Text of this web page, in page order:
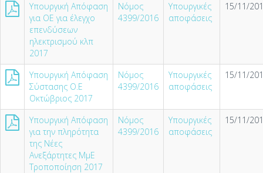
Υπουργική Απόφαση
για ΟΕ για έλεγχο
επενδύσεων
ηλεκτρισμού κλπ
2017
Νόμος
4399/2016
Υπουργικές
αποφάσεις
15/11/
Υπουργική Απόφαση
Σύστασης Ο.Ε
Οκτώβριος 2017
Νόμος
4399/2016
Υπουργικές
αποφάσεις
15/11/
Υπουργική Απόφαση
για την πληρότητα
της Νέες
Ανεξάρτητες ΜμΕ
Τροποποίηση 2017
Νόμος
4399/2016
Υπουργικές
αποφάσεις
15/11/